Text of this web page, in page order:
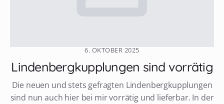
Lindenbergkupplungen sind vorrätig
6. OKTOBER 2025
Die neuen und stets gefragten Lindenbergkupplungen
sind nun auch hier bei mir vorrätig und lieferbar. In der